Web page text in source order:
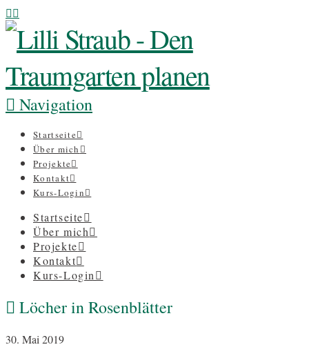
Navigation
Startseite
Über mich
Projekte
Kontakt
Kurs-Login
Startseite
Über mich
Projekte
Kontakt
Kurs-Login
Löcher in Rosenblätter
30. Mai 2019